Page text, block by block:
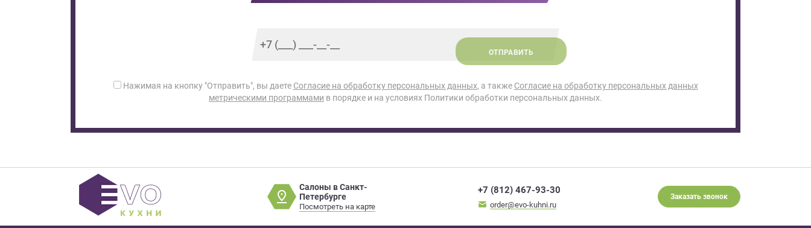
ОТПРАВИТЬ
Нажимая на кнопку "Отправить", вы даете Согласие на обработку персональных данных, а также Согласие на обработку персональных данных
метрическими программами в порядке и на условиях Политики обработки персональных данных.
Салоны в Санкт-
Петербурге
Посмотреть на карте
+7 (812) 467-93-30
order@evo-kuhni.ru
Заказать звонок